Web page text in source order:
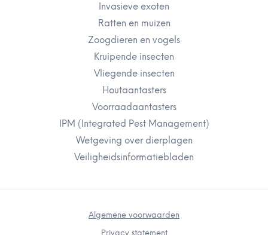
Invasieve exoten
Ratten en muizen
Zoogdieren en vogels
Kruipende insecten
Vliegende insecten
Houtaantasters
Voorraadaantasters
IPM (Integrated Pest Management)
Wetgeving over dierplagen
Veiligheidsinformatiebladen
Algemene voorwaarden
Privacy statement